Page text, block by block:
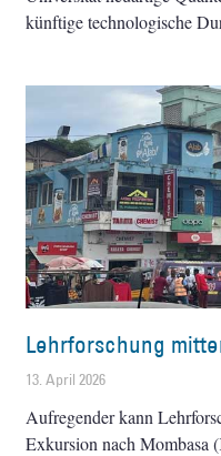
künftige technologische
Lehrforschung
13. April 2026
Aufregender kann
Exkursion nach Mombasa